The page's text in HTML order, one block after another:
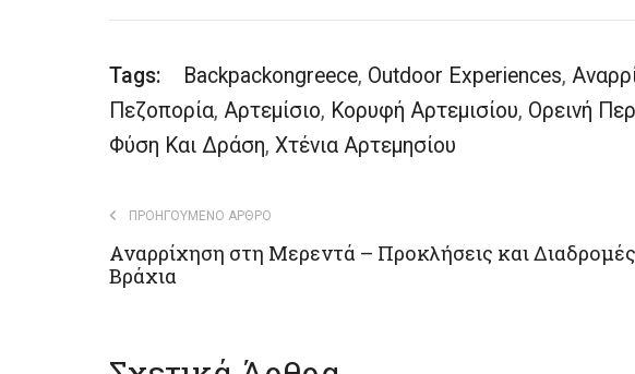
Tags: Backpackongreece, Outdoor Experiences,
Πεζοπορία, Αρτεμίσιο, Κορυφή Αρτεμισίου, Ορεινή
Φύση Και Δράση, Χτένια Αρτεμησίου
ΠΡΟΗΓΟΎΜΕΝΟ ΆΡΘΡΟ
Αναρρίχηση στη Μερεντά – Προκλήσεις και
Βράχια